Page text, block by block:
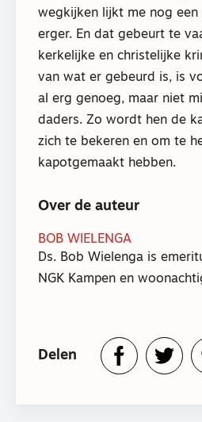
wegkijken lijkt me nog
erger. En dat gebeurt te
kerkelijke en christelijke
van wat er gebeurd is, is
al erg genoeg, maar niet
daders. Zo wordt hen de
zich te bekeren en om te
kapotgemaakt hebben.
Over de auteur
BOB WIELENGA
Ds. Bob Wielenga is
NGK Kampen en
Delen